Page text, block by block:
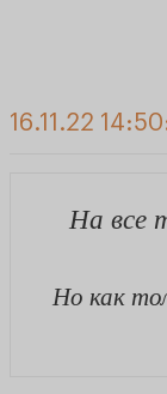
16.11.22
На все
Но как